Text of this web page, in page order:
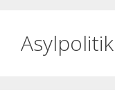
Asylpolitik